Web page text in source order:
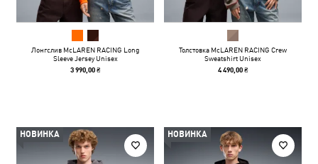
Лонгслив McLAREN RACING Long
Sleeve Jersey Unisex
3 990,00 ₴
Толстовка McLAREN RACING Crew
Sweatshirt Unisex
4 490,00 ₴
НОВИНКА НОВИНКА